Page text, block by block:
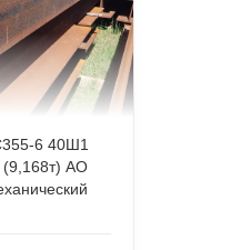
6 40Ш1
АО